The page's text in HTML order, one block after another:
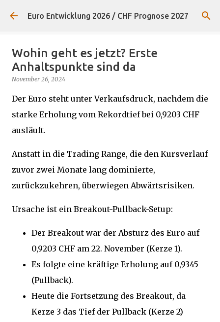
Direkt zum Hauptbereich
Euro Entwicklung 2026 / CHF Prognose 2027
Wohin geht es jetzt? Erste
Anhaltspunkte sind da
November 26, 2024
Der Euro steht unter Verkaufsdruck, nachdem die
starke Erholung vom Rekordtief bei 0,9203 CHF
ausläuft.
Anstatt in die Trading Range, die den Kursverlauf
zuvor zwei Monate lang dominierte,
zurückzukehren, überwiegen Abwärtsrisiken.
Ursache ist ein Breakout-Pullback-Setup:
Der Breakout war der Absturz des Euro auf
0,9203 CHF am 22. November (Kerze 1).
Es folgte eine kräftige Erholung auf 0,9345
(Pullback).
Heute die Fortsetzung des Breakout, da
Kerze 3 das Tief der Pullback (Kerze 2)